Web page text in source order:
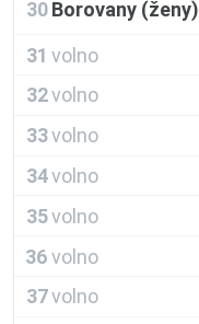
30 Borovany (ženy)
31 volno
32volno
33volno
34volno
35volno
36volno
37volno